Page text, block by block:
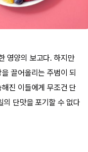
영양의 보고다. 하지만
끌어올리는 주범이 되
진 이들에게 무조건 단
의 단맛을 포기할 수 없다